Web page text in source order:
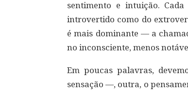
sentimento e intuição.
introvertido como do
é mais dominante — a
no inconsciente, menos
Em poucas palavras,
sensação —, outra, o